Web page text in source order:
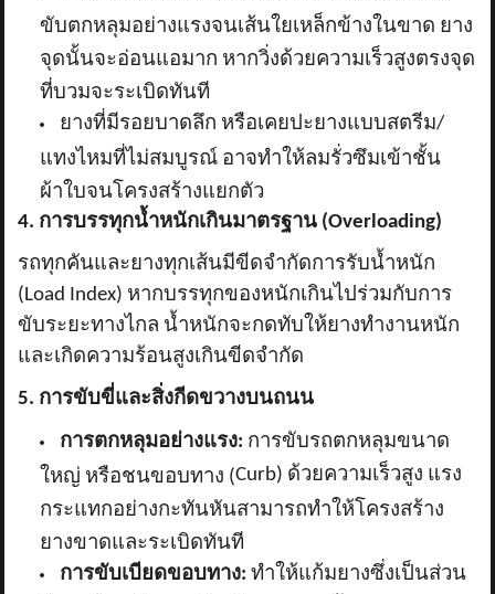
ขับตกหลุมอย่างแรงจนเส้นใยเหล็กข้างในขาด ยาง
จุดนั้นจะอ่อนแอมาก หากวิ่งด้วยความเร็วสูงตรงจุด
ที่บวมจะระเบิดทันที
ยางที่มีรอยบาดลึก หรือเคยปะยางแบบสตรีม/
แทงไหมที่ไม่สมบูรณ์ อาจทำให้ลมรั่วซึมเข้าชั้น
ผ้าใบจนโครงสร้างแยกตัว
4. การบรรทุกน้ำหนักเกินมาตรฐาน (Overloading)
รถทุกคันและยางทุกเส้นมีขีดจำกัดการรับน้ำหนัก
(Load Index) หากบรรทุกของหนักเกินไปร่วมกับการ
ขับระยะทางไกล น้ำหนักจะกดทับให้ยางทำงานหนัก
และเกิดความร้อนสูงเกินขีดจำกัด
5. การขับขี่และสิ่งกีดขวางบนถนน
การตกหลุมอย่างแรง: การขับรถตกหลุมขนาด
ใหญ่ หรือชนขอบทาง (Curb) ด้วยความเร็วสูง แรง
กระแทกอย่างกะทันหันสามารถทำให้โครงสร้าง
ยางขาดและระเบิดทันที
การขับเบียดขอบทาง: ทำให้แก้มยางซึ่งเป็นส่วน